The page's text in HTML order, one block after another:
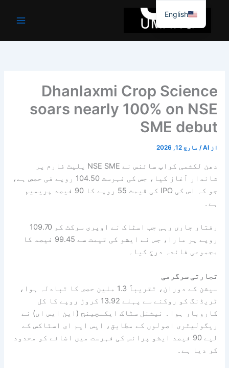
جائیں۔
Dhanlaxmi Crop Science
soars nearly 100% on NSE
SME debut
از AI
/ مارچ 12, 2026
دھن لکشمی کراپ سائنس نے NSE SME پلیٹ فارم پر
شاندار آغاز کیا، جس کی فہرست 104.50 روپے فی حصص ہے،
جو کہ اس کی IPO کی قیمت 55 روپے کا 90 فیصد پریمیم
ہے۔
رفتار جاری رہی جب اسٹاک نے اوپری سرکٹ کو 109.70
روپے پر مارا، جس نے ایشو کی قیمت سے 99.45 فیصد کا
مجموعی فائدہ درج کیا۔
تجارتی سرگرمی
سیشن کے دوران، تقریباً 1.3 ملین حصص کا تبادلہ ہوا،
ٹریڈنگ کو روکنے سے پہلے 13.92 کروڑ روپے کا کل
کاروبار ہوا۔ نیشنل سٹاک ایکسچینج (این ایس ای) نے
ریگولیٹری اصولوں کے مطابق، ایس ایم ای اسٹاکس کے
لیے 90 فیصد ایشو پرائس کی فہرست میں اضافے کو محدود
کر دیا ہے۔
English